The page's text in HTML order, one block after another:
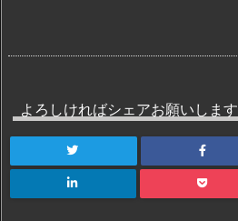
よろしければシェアお願いします